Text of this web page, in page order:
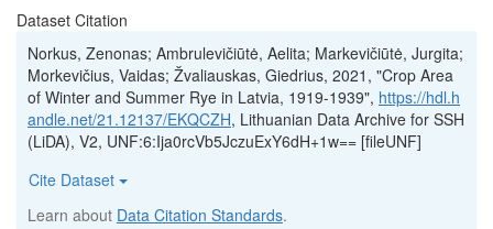
Dataset Citation
Norkus, Zenonas; Ambrulevičiūtė, Aelita; Markevičiūtė, Jurgita;
Morkevičius, Vaidas; Žvaliauskas, Giedrius, 2021, "Crop Area
of Winter and Summer Rye in Latvia, 1919-1939", https://hdl.h
andle.net/21.12137/EKQCZH, Lithuanian Data Archive for SSH
(LiDA), V2, UNF:6:Ija0rcVb5JczuExY6dH+1w== [fileUNF]
Cite Dataset
Learn about Data Citation Standards.